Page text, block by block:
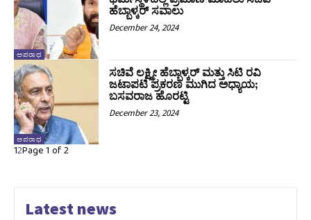
ಅಪರಾಧ
ಹೆಬ್ಬಾಳ್ಕರ್‌ ಸವಾಲು
December 24, 2024
ಅಪರಾಧ
ಸಚಿವೆ ಲಕ್ಷ್ಮೀ ಹೆಬ್ಬಾಳ್ಕರ್ ಮತ್ತು ಸಿಟಿ ರವಿ
ಜಟಾಪಟಿ ಪ್ರಕರಣ ಮುಗಿದ ಅಧ್ಯಾಯ;
ಬಸವರಾಜ ಹೊರಟ್ಟಿ
December 23, 2024
12Page 1 of 2
Latest news